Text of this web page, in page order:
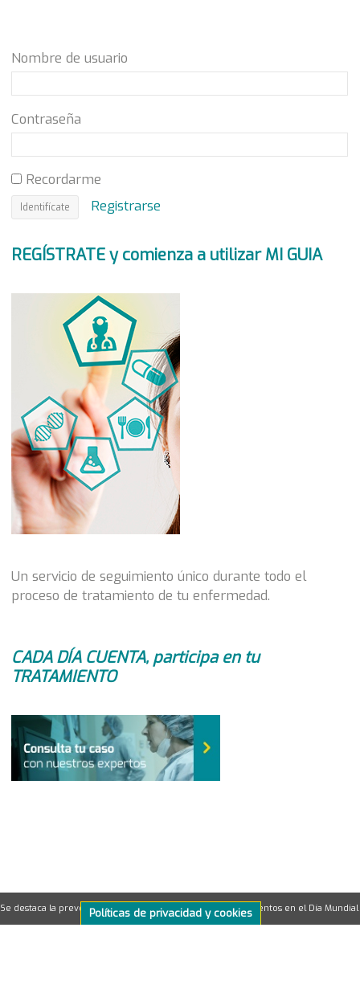
Se destaca la prevención y la personalización de los tratamientos en el Día
Nombre de usuario
Contraseña
Recordarme
Registrarse
REGÍSTRATE y comienza a utilizar MI GUIA
Un servicio de seguimiento único durante todo el
proceso de tratamiento de tu enfermedad.
CADA DÍA CUENTA, participa en tu
TRATAMIENTO
Políticas de privacidad y cookies